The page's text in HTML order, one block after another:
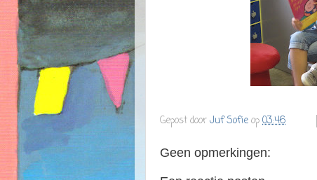
Gepost doorJuf Sofieop03:46
Geen opmerkingen: